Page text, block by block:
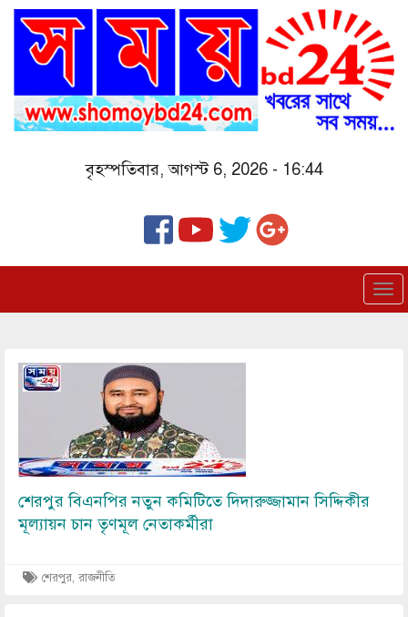
Skip
main
বৃহস্পতিবার, আগস্ট 6, 2026 - 16:44
Image
শেরপুর বিএনপির নতুন কমিটিতে দিদারুজ্জামান সিদ্দিকীর
মূল্যায়ন চান তৃণমূল নেতাকর্মীরা
শেরপুর, রাজনীতি